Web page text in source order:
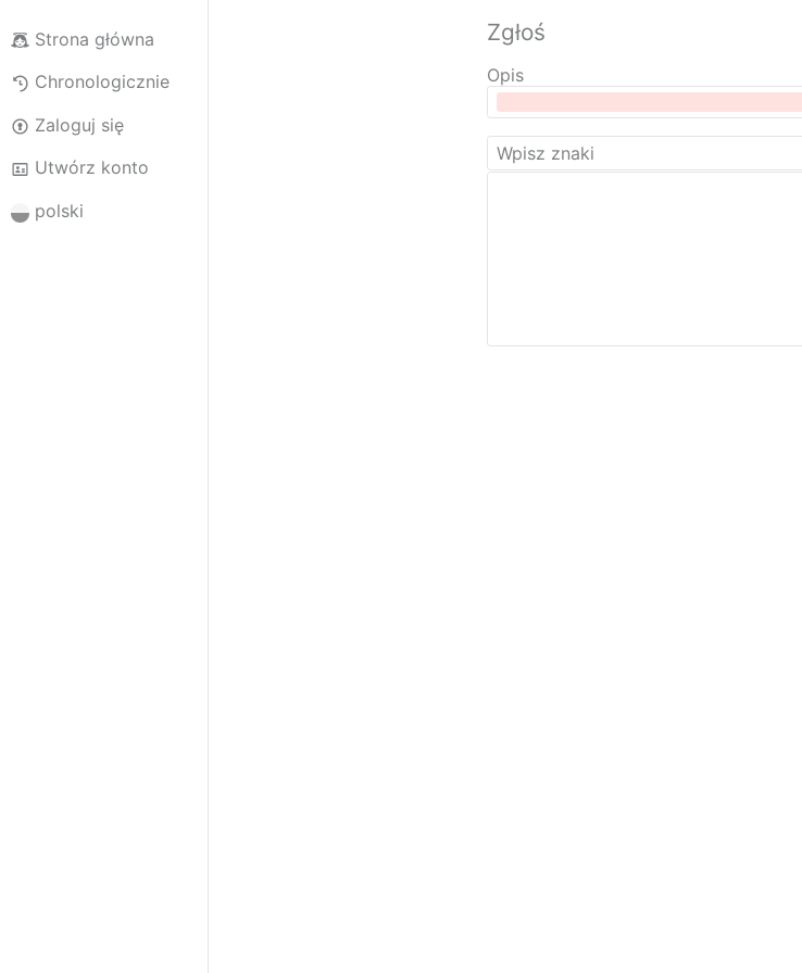
Strona główna
Chronologicznie
Zaloguj się
Utwórz konto
polski
Zgłoś
Opis